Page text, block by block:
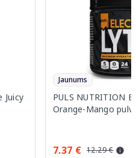
Juicy
Jaunums
PULS NUTRITION
Orange-Mango
7.37 € 12.29 €